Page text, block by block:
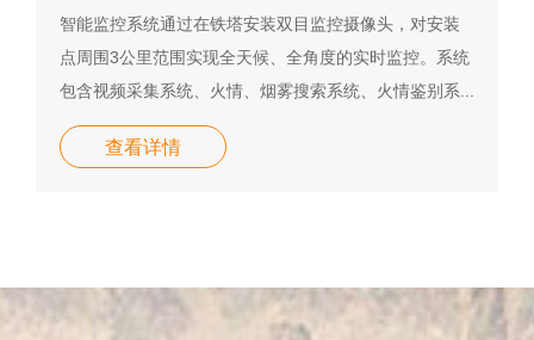
智能监控系统通过在铁塔安装双目监控摄像头，对安装
点周围3公里范围实现全天候、全角度的实时监控。系统
包含视频采集系统、火情、烟雾搜索系统、火情鉴别系...
查看详情